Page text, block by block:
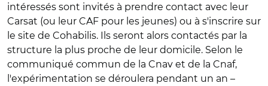
intéressés sont invités à prendre contact avec leur
Carsat (ou leur CAF pour les jeunes) ou à s'inscrire sur
le site de Cohabilis. Ils seront alors contactés par la
structure la plus proche de leur domicile. Selon le
communiqué commun de la Cnav et de la Cnaf,
l'expérimentation se déroulera pendant un an –